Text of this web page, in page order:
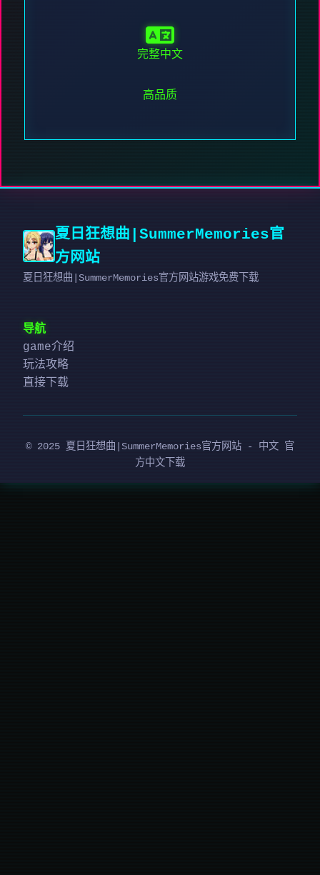
完整中文
高品质
夏日狂想曲|SummerMemories官
方网站
夏日狂想曲|SummerMemories官方网站游戏免费下载
导航
game介绍
玩法攻略
直接下载
© 2025 夏日狂想曲|SummerMemories官方网站 - 中文 官
方中文下载